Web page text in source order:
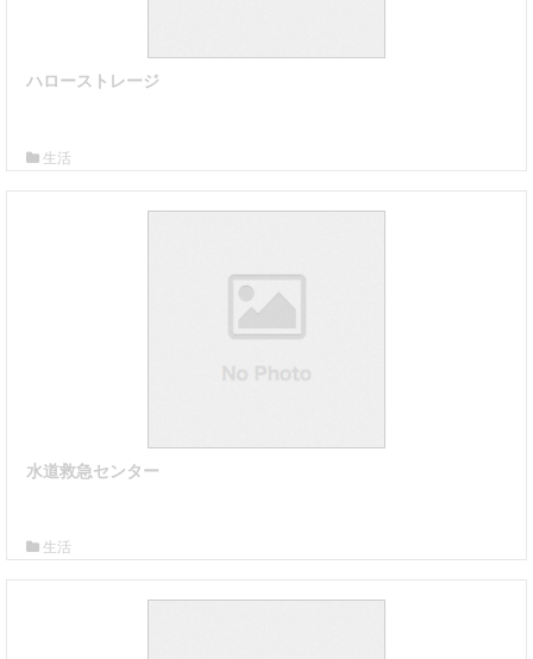
ハローストレージ
生活
水道救急センター
生活